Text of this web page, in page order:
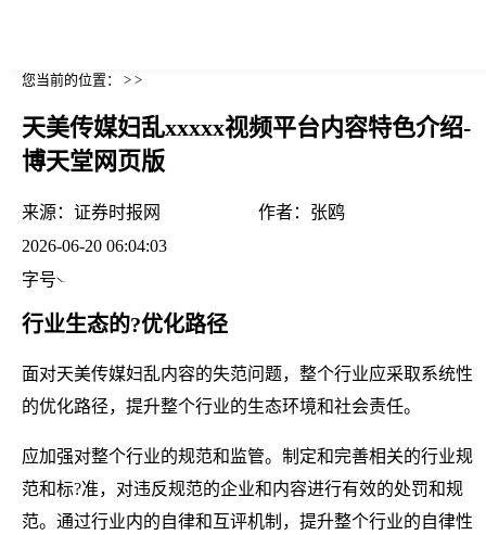
您当前的位置： > >
天美传媒妇乱xxxxx视频平台内容特色介绍-
博天堂网页版
来源： 证券时报网 作者： 张鸥
2026-06-20 06:04:03
字号
行业生态的?优化路径
面对天美传媒妇乱内容的失范问题，整个行业应采取系统性
的优化路径，提升整个行业的生态环境和社会责任。
应加强对整个行业的规范和监管。制定和完善相关的行业规
范和标?准，对违反规范的企业和内容进行有效的处罚和规
范。通过行业内的自律和互评机制，提升整个行业的自律性